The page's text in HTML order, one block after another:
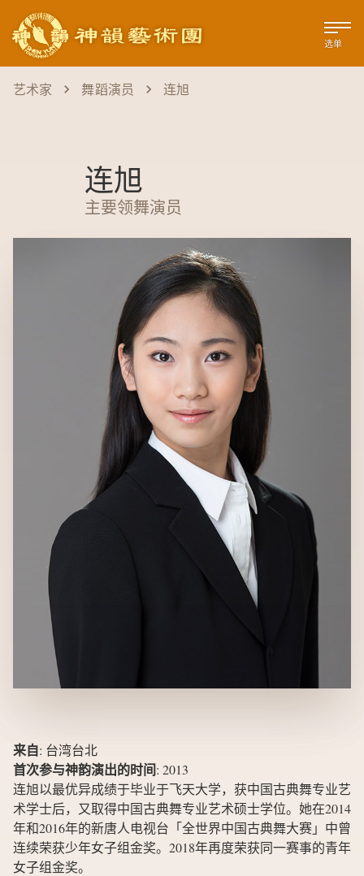
选单
艺术家 舞蹈演员 连旭
连旭
主要领舞演员
来自: 台湾台北
首次参与神韵演出的时间: 2013
连旭以最优异成绩于毕业于飞天大学，获中国古典舞专业艺
术学士后，又取得中国古典舞专业艺术硕士学位。她在2014
年和2016年的新唐人电视台「全世界中国古典舞大赛」中曾
连续荣获少年女子组金奖。2018年再度荣获同一赛事的青年
女子组金奖。